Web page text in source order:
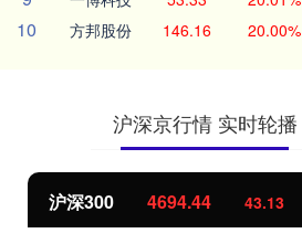
10 方邦股份 146.16 20.00%
沪深京行情 实时轮播
沪深300 4694.44 43.13